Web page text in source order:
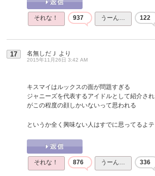
それな！ 937 うーん… 122
17 名無しだＪ より
2015年11月26日 3:42 AM
キスマイはルックスの面が問題すぎる
ジャニーズを代表するアイドルとして紹介さ
がこの程度の顔しかいないって思われる
というか全く興味ない人はすでに思ってるよ
それな！ 876 うーん… 336